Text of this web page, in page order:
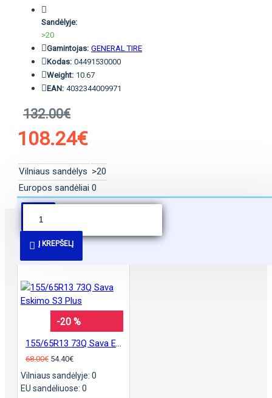
Sandėlyje:
>20
Gamintojas: GENERAL TIRE
Kodas: 04491530000
Weight: 10.67
EAN: 4032344009971
132.00€
108.24€
Vilniaus sandėlys >20
Europos sandėliai 0
Į KREPŠELĮ
PANAŠŪS PASIŪLYMAI
-20 %
68.00€ 54.40€
Vilniaus sandėlyje: 0
EU sandėliuose: 0